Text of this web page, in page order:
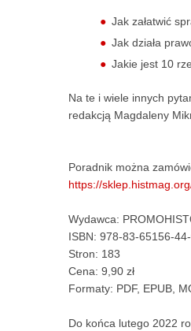
Jak załatwić
Jak działa
Jakie jest 10
Na te i wiele innych
redakcją Magdaleny
Poradnik można
https://
Wydawca:
ISBN: 978-83-65156-
Stron: 183
Cena: 9,90 zł
Formaty: PDF, EPUB,
Do końca lutego 2022